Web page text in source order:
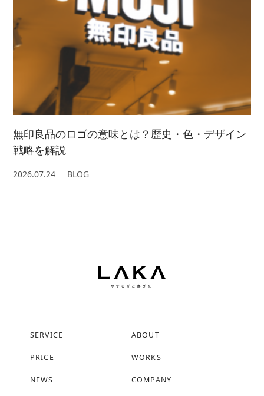
無印良品のロゴの意味とは？歴史・色・デザイン
戦略を解説
2026.07.24 BLOG
SERVICE ABOUT
PRICE WORKS
NEWS COMPANY